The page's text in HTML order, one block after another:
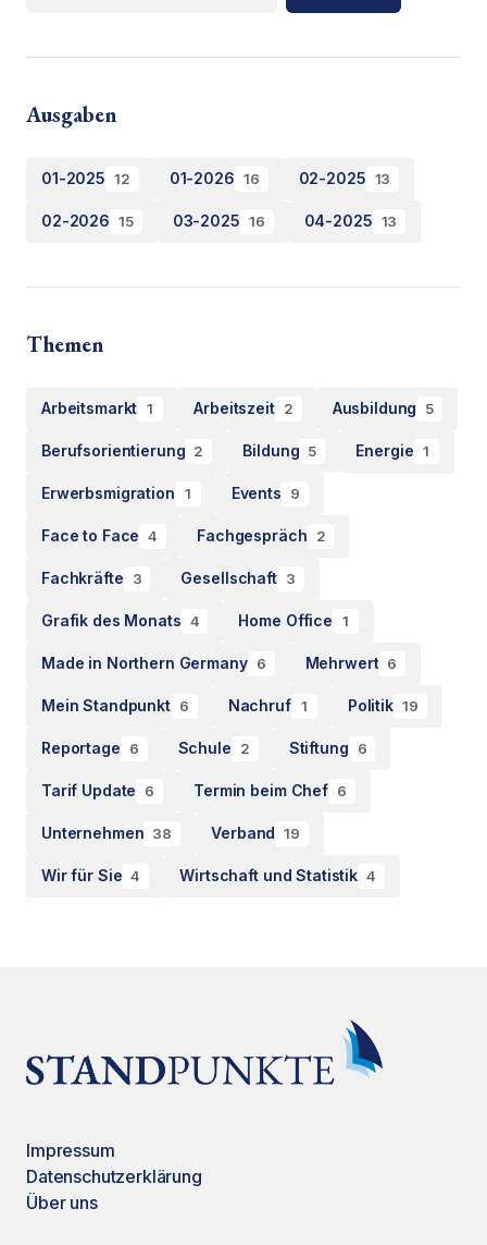
Ausgaben
01-2025 12 01-2026 16 02-2025 13
02-2026 15 03-2025 16 04-2025 13
Themen
Arbeitsmarkt 1 Arbeitszeit 2 Ausbildung 5
Berufsorientierung 2 Bildung 5 Energie 1
Erwerbsmigration 1 Events 9
Face to Face 4 Fachgespräch 2
Fachkräfte 3 Gesellschaft 3
Grafik des Monats 4 Home Office 1
Made in Northern Germany 6 Mehrwert 6
Mein Standpunkt 6 Nachruf 1 Politik 19
Reportage 6 Schule 2 Stiftung 6
Tarif Update 6 Termin beim Chef 6
Unternehmen 38 Verband 19
Wir für Sie 4 Wirtschaft und Statistik 4
Impressum
Datenschutzerklärung
Über uns